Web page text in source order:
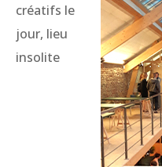
créatifs le
jour, lieu
insolite